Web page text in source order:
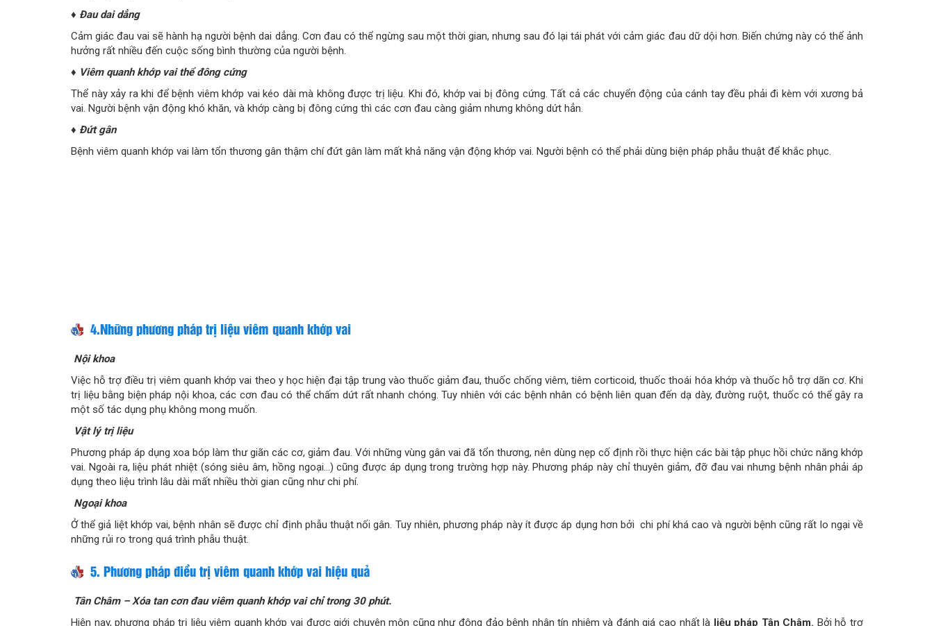
♦ Đau dai dẳng
Cảm giác đau vai sẽ hành hạ người bệnh dai dẳng. Cơn đau có thể ngừng sau một thời gian, nhưng sau đó lại tái phát với cảm giác đau dữ dội hơn. Biến chứng này có thể ảnh
hưởng rất nhiều đến cuộc sống bình thường của người bệnh.
♦ Viêm quanh khớp vai thể đông cứng
Thể này xảy ra khi để bệnh viêm khớp vai kéo dài mà không được trị liệu. Khi đó, khớp vai bị đông cứng. Tất cả các chuyển động của cánh tay đều phải đi kèm với xương bả
vai. Người bệnh vận động khó khăn, và khớp càng bị đông cứng thì các cơn đau càng giảm nhưng không dứt hẳn.
♦ Đứt gân
Bệnh viêm quanh khớp vai làm tổn thương gân thậm chí đứt gân làm mất khả năng vận động khớp vai. Người bệnh có thể phải dùng biện pháp phẫu thuật để khắc phục.
4.Những phương pháp trị liệu viêm quanh khớp vai
Nội khoa
Việc hỗ trợ điều trị viêm quanh khớp vai theo y học hiện đại tập trung vào thuốc giảm đau, thuốc chống viêm, tiêm corticoid, thuốc thoái hóa khớp và thuốc hỗ trợ dãn cơ. Khi
trị liệu bằng biện pháp nội khoa, các cơn đau có thể chấm dứt rất nhanh chóng. Tuy nhiên với các bệnh nhân có bệnh liên quan đến dạ dày, đường ruột, thuốc có thể gây ra
một số tác dụng phụ không mong muốn.
Vật lý trị liệu
Phương pháp áp dụng xoa bóp làm thư giãn các cơ, giảm đau. Với những vùng gân vai đã tổn thương, nên dùng nẹp cố định rồi thực hiện các bài tập phục hồi chức năng khớp
vai. Ngoài ra, liệu phát nhiệt (sóng siêu âm, hồng ngoại…) cũng được áp dụng trong trường hợp này. Phương pháp này chỉ thuyên giảm, đỡ đau vai nhưng bệnh nhân phải áp
dụng theo liệu trình lâu dài mất nhiều thời gian cũng như chi phí.
Ngoại khoa
Ở thể giả liệt khớp vai, bệnh nhân sẽ được chỉ định phẫu thuật nối gân. Tuy nhiên, phương pháp này ít được áp dụng hơn bởi chi phí khá cao và người bệnh cũng rất lo ngại về
những rủi ro trong quá trình phẫu thuật.
5. Phương pháp điều trị viêm quanh khớp vai hiệu quả
Tân Châm – Xóa tan cơn đau viêm quanh khớp vai chỉ trong 30 phút.
Hiện nay, phương pháp trị liệu viêm quanh khớp vai được giới chuyên môn cũng như đông đảo bệnh nhân tín nhiệm và đánh giá cao nhất là liệu pháp Tân Châm. Bởi hỗ trợ